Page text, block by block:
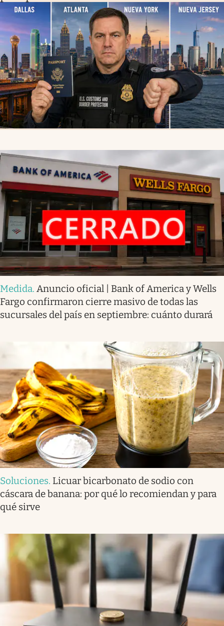
Medida. Anuncio oficial | Bank of America y Wells
Fargo confirmaron cierre masivo de todas las
sucursales del país en septiembre: cuánto durará
Soluciones. Licuar bicarbonato de sodio con
cáscara de banana: por qué lo recomiendan y para
qué sirve